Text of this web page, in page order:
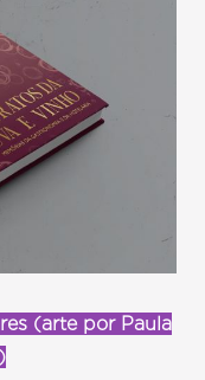
(arte por Paula